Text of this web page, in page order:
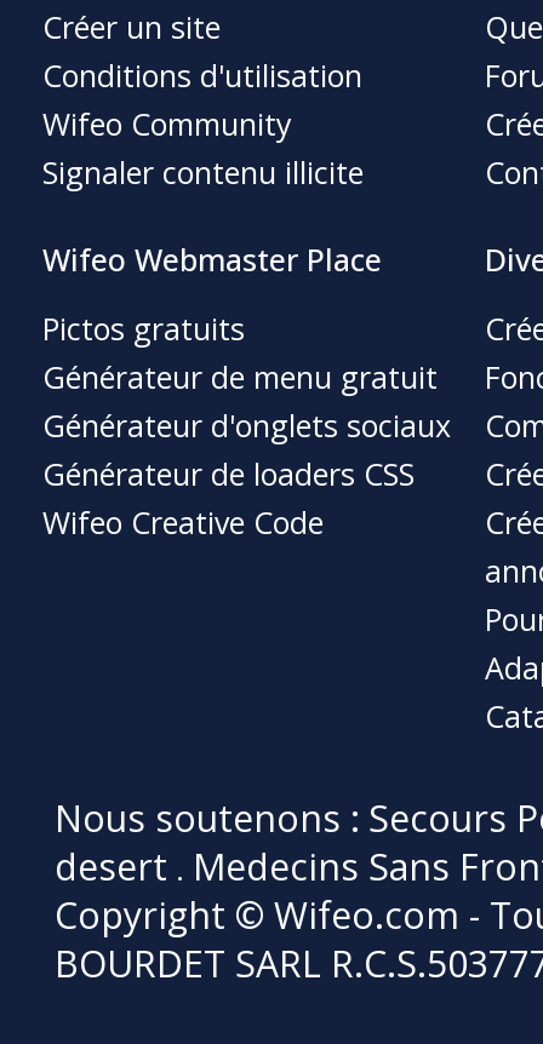
Créer un site
Conditions d'utilisation
Wifeo Community
Signaler contenu illicite
Wifeo Webmaster Place
Pictos gratuits
Générateur de menu gratuit
Générateur d'onglets sociaux
Générateur de loaders CSS
Wifeo Creative Code
Nous soutenons : Secours
desert . Medecins Sans
Copyright © Wifeo.com -
BOURDET SARL